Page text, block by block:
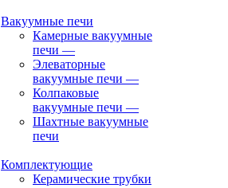
Вакуумные печи
Камерные вакуумные
печи —
Элеваторные
вакуумные печи —
Колпаковые
вакуумные печи —
Шахтные вакуумные
печи
Комплектующие
Керамические трубки